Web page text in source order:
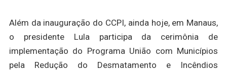
Além da inauguração do CCPI, ainda hoje, em Manaus,
o presidente Lula participa da cerimônia de
implementação do Programa União com Municípios
pela Redução do Desmatamento e Incêndios